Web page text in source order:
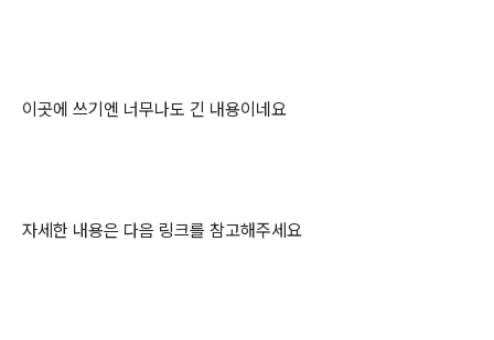
이곳에 쓰기엔 너무나도 긴 내용이네요
자세한 내용은 다음 링크를 참고해주세요